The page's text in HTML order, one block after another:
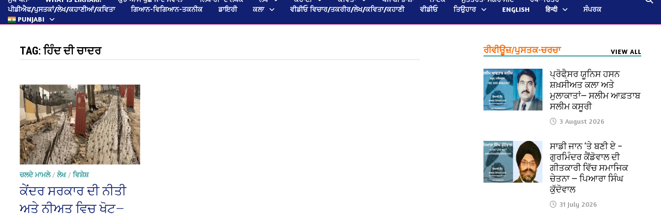
ਪੀਡੀਐਫ/ਪੁਸਤਕਾਂ/ਲੇਖ/ਕਹਾਣੀਆਂ/ਕਵਿਤਾ
ਗਿਆਨ-ਵਿਗਿਆਨ-ਤਕਨੀਕ ਡਾਇਰੀ ਕਲਾ ਵੀਡੀਓ ਵਿਚਾਰ/ਤਕਰੀਰ/ਲੇਖ/ਕਵਿਤਾ/ਕਹਾਣੀ ਵੀਡੀਓ ਤਿਉਹਾਰ ENGLISH हिन्दी
ਸੰਪਰਕ
PUNJABI
TAG:ਹਿੰਦ ਦੀ ਚਾਦਰ
ਚਲਦੇ ਮਾਮਲੇ/ਲੇਖ/ਵਿਸ਼ੇਸ਼
ਕੇਂਦਰ ਸਰਕਾਰ ਦੀ ਨੀਤੀ
ਅਤੇ ਨੀਅਤ ਵਿਚ ਖੋਟ—
ਰੀਵੀਊਜ਼/ਪੁਸਤਕ-ਚਰਚਾ VIEW ALL
ਪ੍ਰੋਫੈ਼ਸਰ ਯੂਨਿਸ ਹਸਨ
ਸ਼ਖ਼ਸੀਅਤ ਕਲਾ ਅਤੇ
ਮੁਲਾਕਾਤਾਂ— ਸਲੀਮ ਆਫ਼ਤਾਬ
ਸਲੀਮ ਕਸੂਰੀ
3 August 2026
ਸਾਡੀ ਜਾਨ ‘ਤੇ ਬਣੀ ਏ –
ਗੁਰਮਿੰਦਰ ਕੈਂਡੋਵਾਲ ਦੀ
ਗੀਤਕਾਰੀ ਵਿੱਚ ਸਮਾਜਿਕ
ਚੇਤਨਾ — ਪਿਆਰਾ ਸਿੰਘ
ਕੁੱਦੋਵਾਲ
31 July 2026